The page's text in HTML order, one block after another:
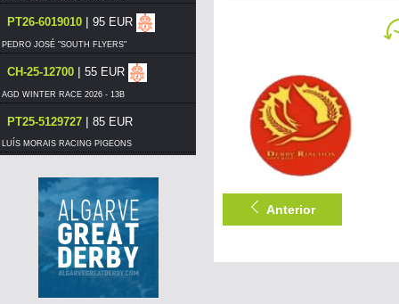
PT26-6019010 | 95 EUR
PEDRO JOSÉ "SOUTH FLYERS"
CH-25-12700 | 55 EUR
AGD WINTER RACE 2026 - 13B
PT25-5129727 | 85 EUR
LUÍS MORAIS RACING PIGEONS
DERBY BORRACHOS 2026 - 3A
PT21-1270805|100 EUR
PEDRO JOSÉ "SOUTH FLYERS"
PT26-6007323|65 EUR
Anterior